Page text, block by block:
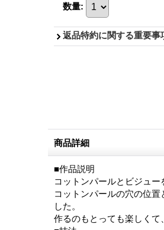
数量:
返品特約に関する重要事
商品詳細
■作品説明
コットンパールとビジュー
コットンパールの穴の位
した。
作るのもとっても楽しくて